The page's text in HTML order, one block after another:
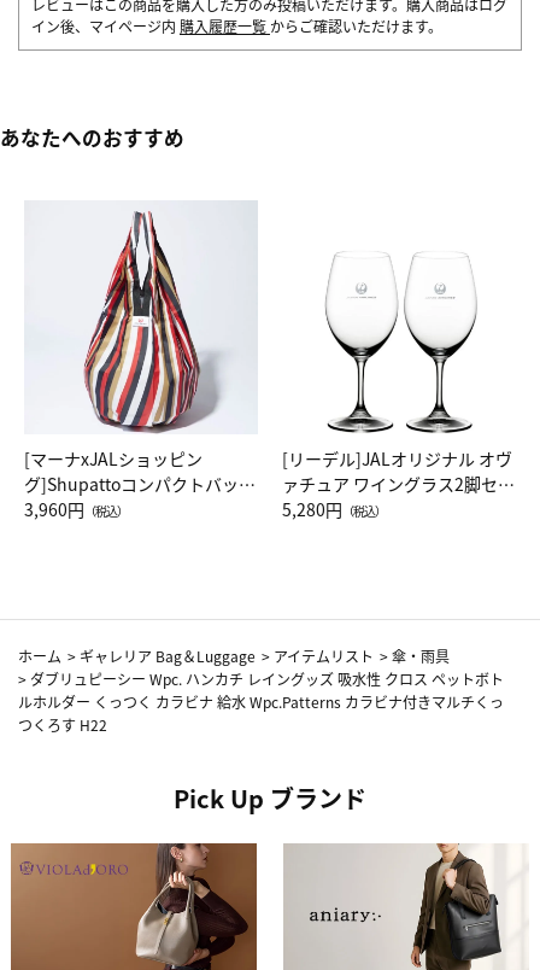
イン後、マイページ内 購入履歴一覧 からご確認いただけます。
あなたへのおすすめ
[マーナxJALショッピン
グ]Shupattoコンパクトバッグ
Drop JAL客室乗務員（LC）ス
3,960円 （税込）
[リーデル]JALオリジナル オヴ
ァチュア ワイングラス2脚セッ
ト（レッドワイン）
5,280円 （税込）
ホーム > ギャレリア Bag＆Luggage > アイテムリスト >傘・雨具
> ダブリュピーシー Wpc. ハンカチ レイングッズ 吸水性 クロス ペットボト
ルホルダー くっつく カラビナ 給水 Wpc.Patterns カラビナ付きマルチくっ
つくろす H22
Pick Up ブランド